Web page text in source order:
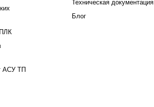
АСУ ТП
Техническая документация
Блог